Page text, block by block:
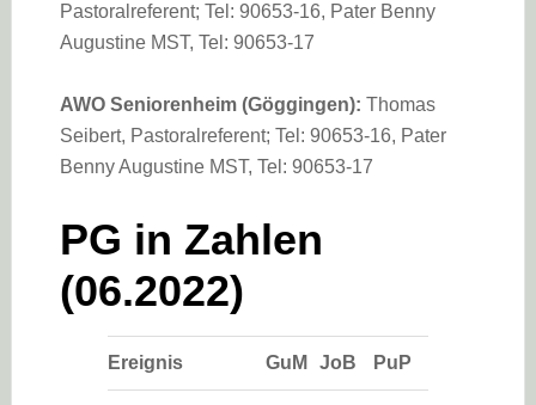
Pastoralreferent; Tel: 90653-16, Pater Benny
Augustine MST, Tel: 90653-17
AWO Seniorenheim (Göggingen): Thomas
Seibert, Pastoralreferent; Tel: 90653-16, Pater
Benny Augustine MST, Tel: 90653-17
PG in Zahlen
(06.2022)
Ereignis GuM JoB PuP